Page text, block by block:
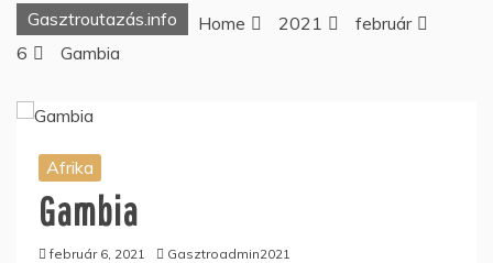
Gasztroutazás.info Home 2021
február
6
Gambia
Afrika
Gambia
február 6, 2021 Gasztroadmin2021